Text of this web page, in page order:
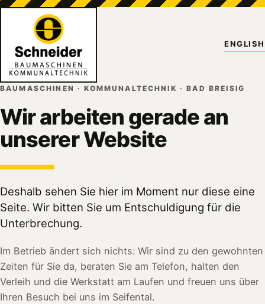
ENGLISH
BAUMASCHINEN · KOMMUNALTECHNIK · BAD BREISIG
Wir arbeiten gerade an
unserer Website
Deshalb sehen Sie hier im Moment nur diese eine
Seite. Wir bitten Sie um Entschuldigung für die
Unterbrechung.
Im Betrieb ändert sich nichts: Wir sind zu den gewohnten
Zeiten für Sie da, beraten Sie am Telefon, halten den
Verleih und die Werkstatt am Laufen und freuen uns über
Ihren Besuch bei uns im Seifental.